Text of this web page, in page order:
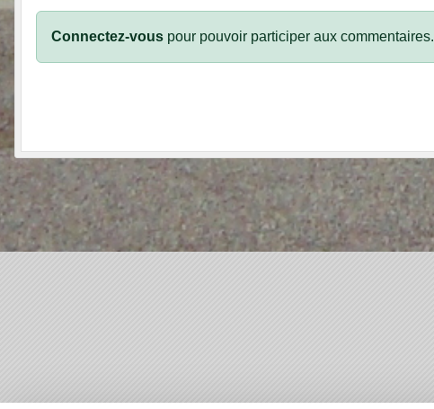
Connectez-vous pour pouvoir participer aux commentaires.